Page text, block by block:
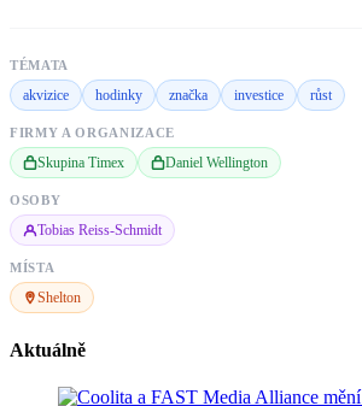
TÉMATA
akvizice hodinky značka investice růst
FIRMY A ORGANIZACE
Skupina Timex Daniel Wellington
OSOBY
Tobias Reiss-Schmidt
MÍSTA
Shelton
Aktuálně